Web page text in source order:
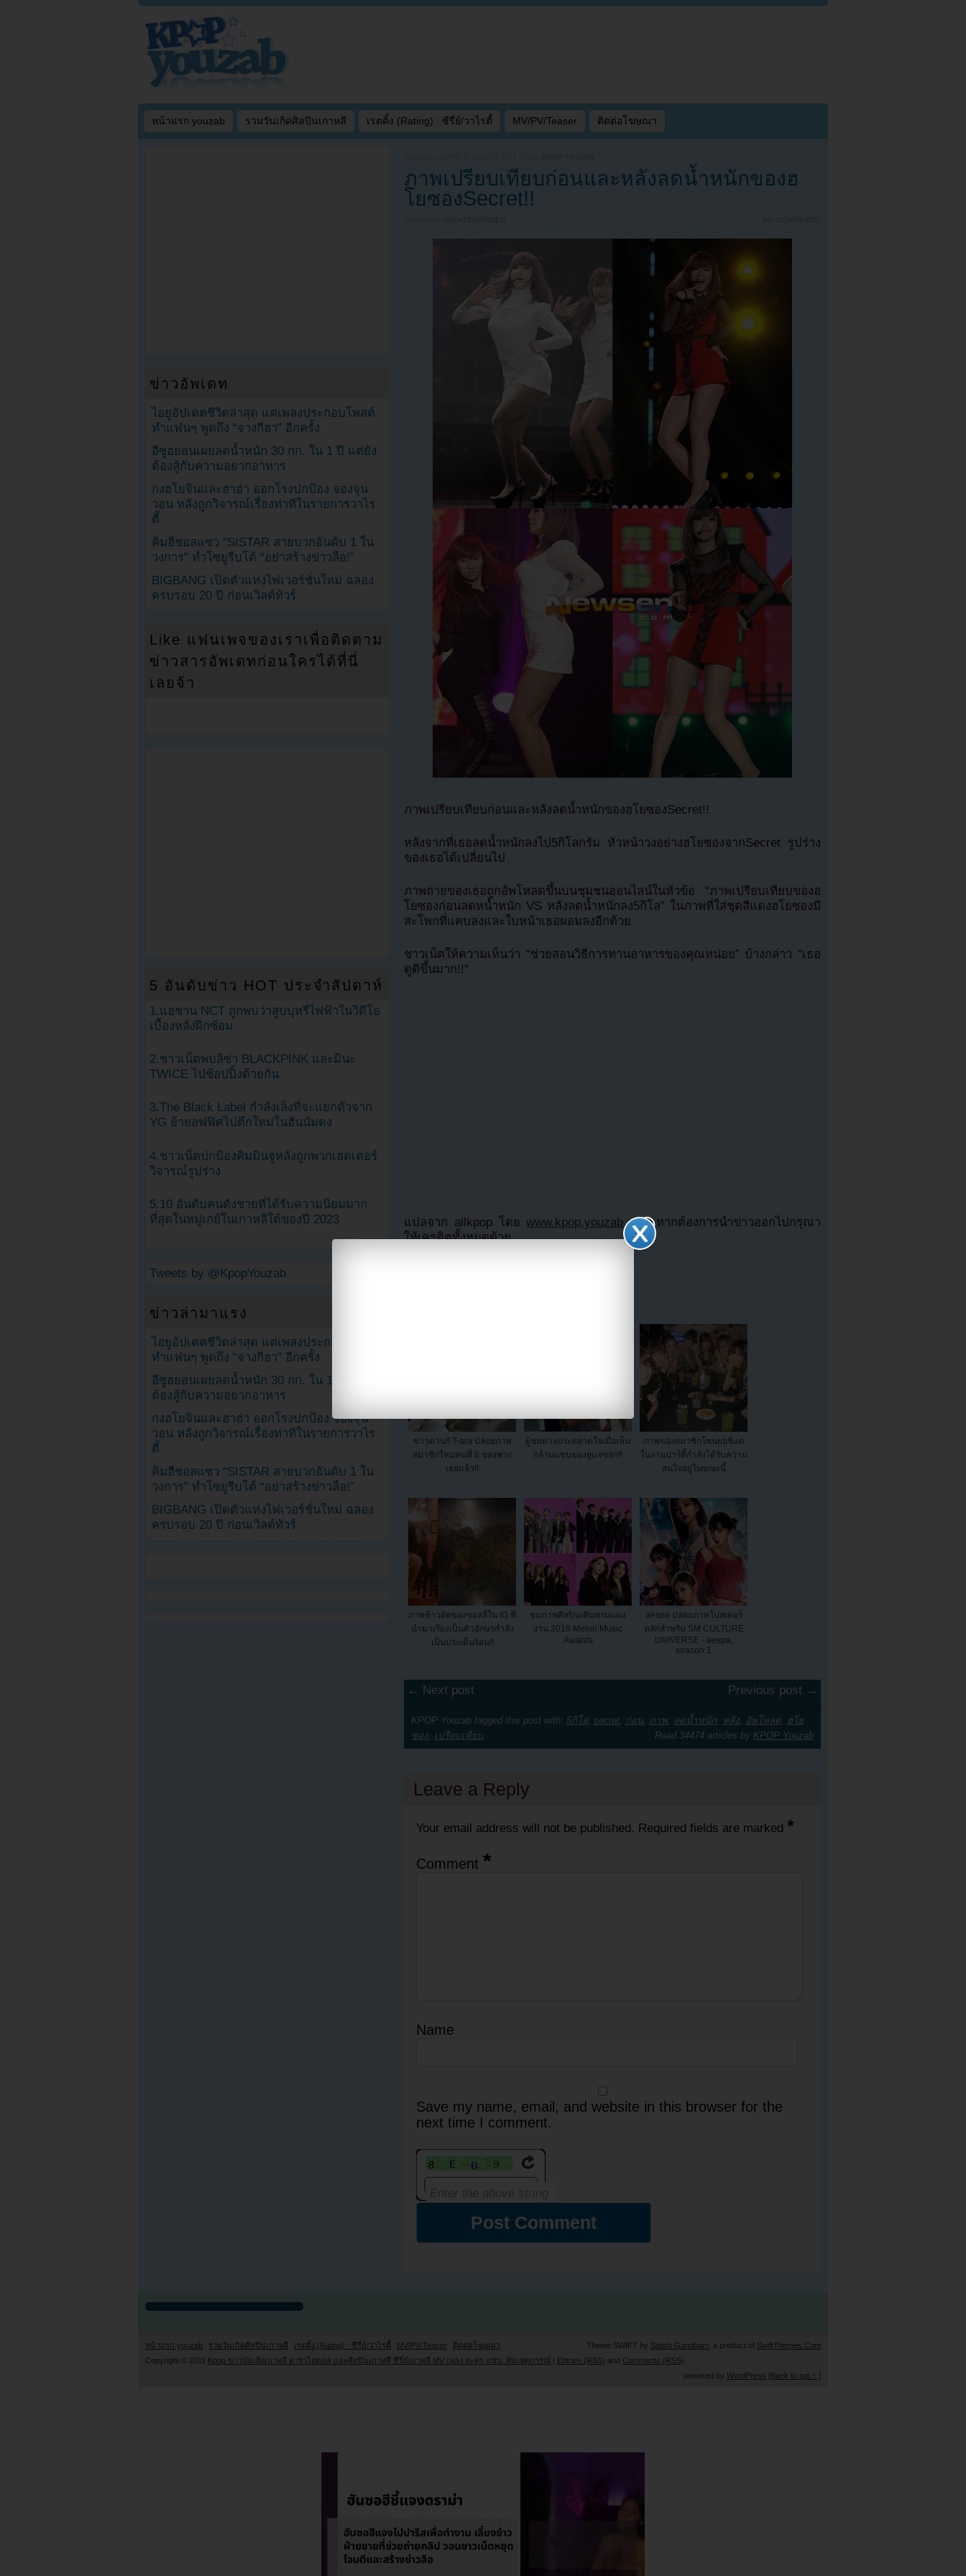
หน้าแรก youzab รวมวันเกิดศิลปินเกาหลี เรตติ้ง (Rating) : ซีรี่ย์/วาไรตี้ MV/PV/Teaser ติดต่อโฆษณา
KPOP YOUZAB
ภาพเปรียบเทียบก่อนและหลังลดน้ำหนักของฮ
โยซองSecret!!
UNCATEGORIZED NO COMMENTS
ภาพเปรียบเทียบก่อนและหลังลดน้ำหนักของฮโยซองSecret!!
หลังจากที่เธอลดน้ำหนักลงไป5กิโลกรัม หัวหน้าวงอย่างฮโยซองจากSecret รูปร่าง
ของเธอได้เปลี่ยนไป
ภาพถ่ายของเธอถูกอัพโหลดขึ้นบนชุมชนออนไลน์ในหัวข้อ “ภาพเปรียบเทียบของฮ
โยซองก่อนลดหน้ำหนัก VS หลังลดน้ำหนักลง5กิโล” ในภาพที่ใส่ชุดสีแดงฮโยซองมี
สะโพกที่แคบลงและใบหน้าเธอผอมลงอีกด้วย
ชาวเน็ตให้ความเห็นว่า “ช่วยสอนวิธีการทานอาหารของคุณหน่อย” บ้างกล่าว “เธอ
ดูดีขึ้นมาก!!”
แปลจาก allkpop โดยwww.kpop.youzab.comหากต้องการนำข่าวออกไปกรุณา
ให้เครดิตทั้งหมดด้วย
ข่าวด่วน!! T-ara ปล่อยภาพ
สมาชิกใหม่คนที่ 8 ของพวก
เธอแล้ว!!
ผู้ชมต่างประหลาดใจเมื่อเห็น
กล้ามแขนของยูแจซอก!!
ภาพของสมาชิกโซนยอชิแด
ในงานปาร์ตี้กำลังได้รับความ
สนใจอยู่ในขณะนี้
ภาพข้าวผัดของซอลลี่ใน IG ที่
นำมาเรียงเป็นตัวอักษรกำลัง
เป็นประเด็นร้อน!!
ชมภาพศิลปินเดินพรมแดง
งาน 2018 Melon Music
Awards
aespa ปล่อยภาพโปสเตอร์
หลักสำหรับ SM CULTURE
UNIVERSE - aespa,
season 1
← Next post Previous post →
KPOP Youzab tagged this post with: 5กิโล, secret, ก่อน, ภาพ, ลดน้ำหนัก, หลัง, อัพโหลด, ฮโย
ซอง, เปรียบเทียบ Read 34474 articles by KPOP Youzab
Leave a Reply
Your email address will not be published. Required fields are marked *
Comment *
Name
Save my name, email, and website in this browser for the
next time I comment.
ข่าวอัพเดท
ไอยูอัปเดตชีวิตล่าสุด แต่เพลงประกอบโพสต์
ทำแฟนๆ พูดถึง “จางกีฮา” อีกครั้ง
อีซูฮยอนเผยลดน้ำหนัก 30 กก. ใน 1 ปี แต่ยัง
ต้องสู้กับความอยากอาหาร
กงฮโยจินและฮาฮ่า ออกโรงปกป้อง จองจุน
วอน หลังถูกวิจารณ์เรื่องท่าทีในรายการวาไร
ตี้
คิมฮีชอลแซว “SISTAR สายบวกอันดับ 1 ใน
วงการ” ทำโซยูรีบโต้ “อย่าสร้างข่าวลือ!”
BIGBANG เปิดตัวแท่งไฟเวอร์ชั่นใหม่ ฉลอง
ครบรอบ 20 ปี ก่อนเวิลด์ทัวร์
Like แฟนเพจของเราเพื่อติดตาม
ข่าวสารอัพเดทก่อนใครได้ที่นี่
เลยจ้า
5 อันดับข่าว HOT ประจำสัปดาห์
1.แฮชาน NCT ถูกพบว่าสูบบุหรี่ไฟฟ้าในวิดีโอ
เบื้องหลังฝึกซ้อม
2.ชาวเน็ตพบลิซ่า BLACKPINK และมินะ
TWICE ไปช้อปปิ้งด้วยกัน
3.The Black Label กำลังเล็งที่จะแยกตัวจาก
YG ย้ายอฟฟิศไปตึกใหม่ในฮันนัมดง
4.ชาวเน็ตปกป้องคิมมินจูหลังถูกพวกเฮดเตอร์
วิจารณ์รูปร่าง
5.10 อันดับคนดังชายที่ได้รับความนิยมมาก
ที่สุดในหมู่เกย์ในเกาหลีใต้ของปี 2023
Tweets by @KpopYouzab
ข่าวล่ามาแรง
ไอยูอัปเดตชีวิตล่าสุด แต่เพลงประกอบโพสต์
ทำแฟนๆ พูดถึง “จางกีฮา” อีกครั้ง
อีซูฮยอนเผยลดน้ำหนัก 30 กก. ใน 1 ปี แต่ยัง
ต้องสู้กับความอยากอาหาร
กงฮโยจินและฮาฮ่า ออกโรงปกป้อง จองจุน
วอน หลังถูกวิจารณ์เรื่องท่าทีในรายการวาไร
ตี้
คิมฮีชอลแซว “SISTAR สายบวกอันดับ 1 ใน
วงการ” ทำโซยูรีบโต้ “อย่าสร้างข่าวลือ!”
BIGBANG เปิดตัวแท่งไฟเวอร์ชั่นใหม่ ฉลอง
ครบรอบ 20 ปี ก่อนเวิลด์ทัวร์
หน้าแรก youzab รวมวันเกิดศิลปินเกาหลี เรตติ้ง (Rating) : ซีรี่ย์/วาไรตี้ MV/PV/Teaser ติดต่อโฆษณา Theme SWIFT by Satish Gandham , a product of SwiftThemes.Com
Copyright © 2011 Kpop ข่าวบันเทิงเกาหลี ดาราไอดอล และศิลปินเกาหลี ซีรี่ย์เกาหลี MV เพลง ละคร แซ่บ..ทันเหตุการณ์ | Entries (RSS) and Comments (RSS)
powered by WordPress [Back to top ↑ ]